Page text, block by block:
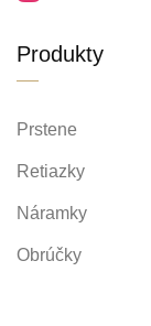
Produkty
Prstene
Retiazky
Náramky
Obrúčky